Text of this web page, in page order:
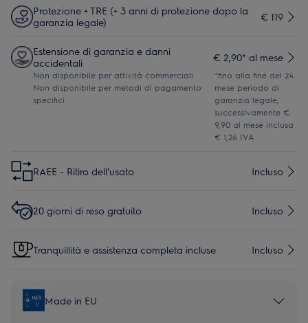
Protezione + TRE (+ 3 anni di protezione dopo la
garanzia legale)
€ 119
Estensione di garanzia e danni
accidentali
€ 2,90* al mese
Non disponibile per attività commerciali
Non disponibile per metodi di pagamento
specifici
*fino alla fine del 24
mese periodo di
garanzia legale,
successivamente €
9,90 al mese inclusa
€ 1,26 IVA
RAEE - Ritiro dell'usato Incluso
20 giorni di reso gratuito Incluso
Tranquillità e assistenza completa incluse Incluso
Made in EU